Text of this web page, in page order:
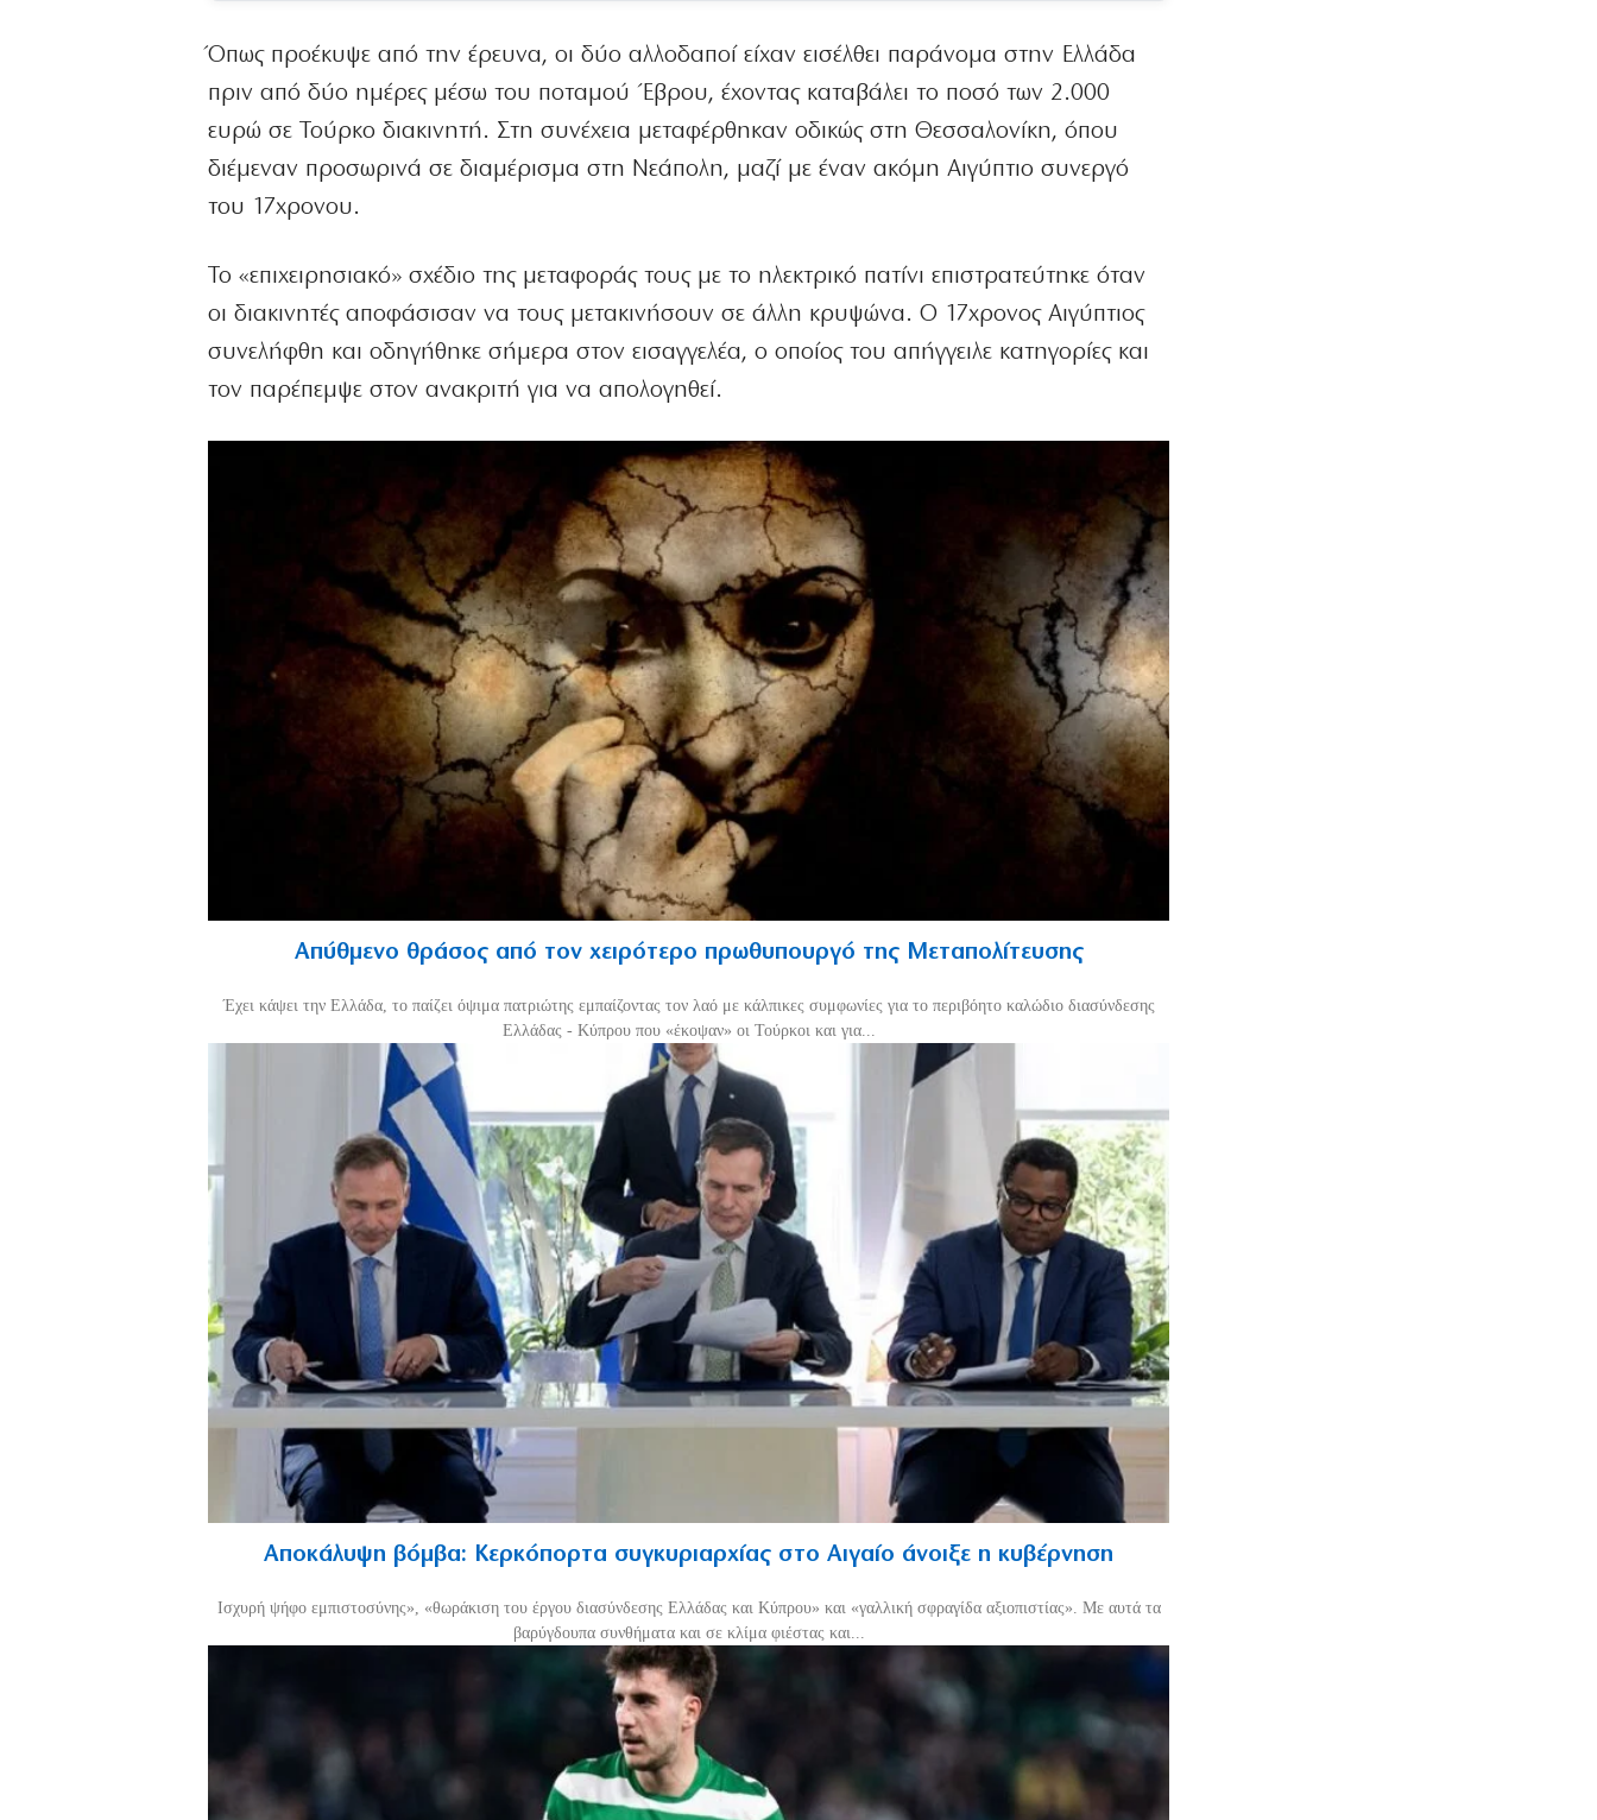
Όπως προέκυψε από την έρευνα, οι δύο αλλοδαποί είχαν εισέλθει παράνομα στην Ελλάδα
πριν από δύο ημέρες μέσω του ποταμού Έβρου, έχοντας καταβάλει το ποσό των 2.000
ευρώ σε Τούρκο διακινητή. Στη συνέχεια μεταφέρθηκαν οδικώς στη Θεσσαλονίκη, όπου
διέμεναν προσωρινά σε διαμέρισμα στη Νεάπολη, μαζί με έναν ακόμη Αιγύπτιο συνεργό
του 17χρονου.
Το «επιχειρησιακό» σχέδιο της μεταφοράς τους με το ηλεκτρικό πατίνι επιστρατεύτηκε όταν
οι διακινητές αποφάσισαν να τους μετακινήσουν σε άλλη κρυψώνα. Ο 17χρονος Αιγύπτιος
συνελήφθη και οδηγήθηκε σήμερα στον εισαγγελέα, ο οποίος του απήγγειλε κατηγορίες και
τον παρέπεμψε στον ανακριτή για να απολογηθεί.
Απύθμενο θράσος από τον χειρότερο πρωθυπουργό της Μεταπολίτευσης
Έχει κάψει την Ελλάδα, το παίζει όψιμα πατριώτης εμπαίζοντας τον λαό με κάλπικες συμφωνίες για το περιβόητο καλώδιο διασύνδεσης
Ελλάδας - Κύπρου που «έκοψαν» οι Τούρκοι και για...
Αποκάλυψη βόμβα: Κερκόπορτα συγκυριαρχίας στο Αιγαίο άνοιξε η κυβέρνηση
Ισχυρή ψήφο εμπιστοσύνης», «θωράκιση του έργου διασύνδεσης Ελλάδας και Κύπρου» και «γαλλική σφραγίδα αξιοπιστίας». Με αυτά τα
βαρύγδουπα συνθήματα και σε κλίμα φιέστας και...